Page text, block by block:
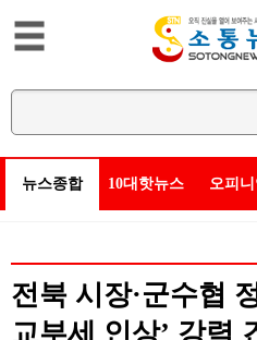
뉴스종합 10대핫뉴스 오피니
전북 시장·군수협
교부세 인상’ 강력